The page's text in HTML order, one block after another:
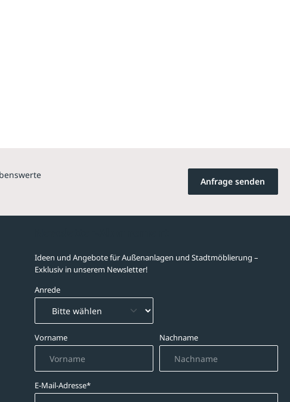
Anfrage senden
Ideen und Angebote für Außenanlagen und Stadtmöblierung –
Exklusiv in unserem Newsletter!
Anrede
Vorname Nachname
E-Mail-Adresse*